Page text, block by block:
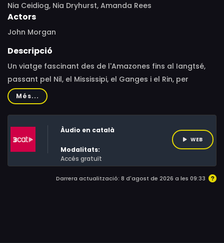
Nia Ceidiog, Nia Dryhurst, Amanda Rees
Actors
John Morgan
Descripció
Un viatge fascinant des de l'Amazones fins al Iangtsé,
passant pel Nil, el Mississipi, el Ganges i el Rin, per
descobrir com les cultures i les vides de milions de
persones estan modelades per les magnífiques aigües
que les envolten.
Més...
Àudio en català
Modalitats:
Accés gratuït
WEB
Darrera actualització: 8 d'agost de 2026 a les 09:33